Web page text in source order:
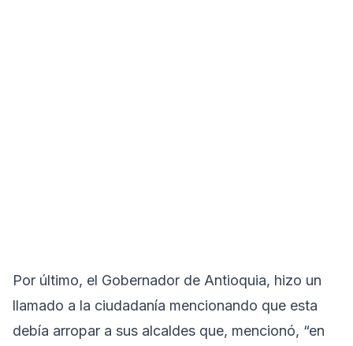
Por último, el Gobernador de Antioquia, hizo un
llamado a la ciudadanía mencionando que esta
debía arropar a sus alcaldes que, mencionó, “en